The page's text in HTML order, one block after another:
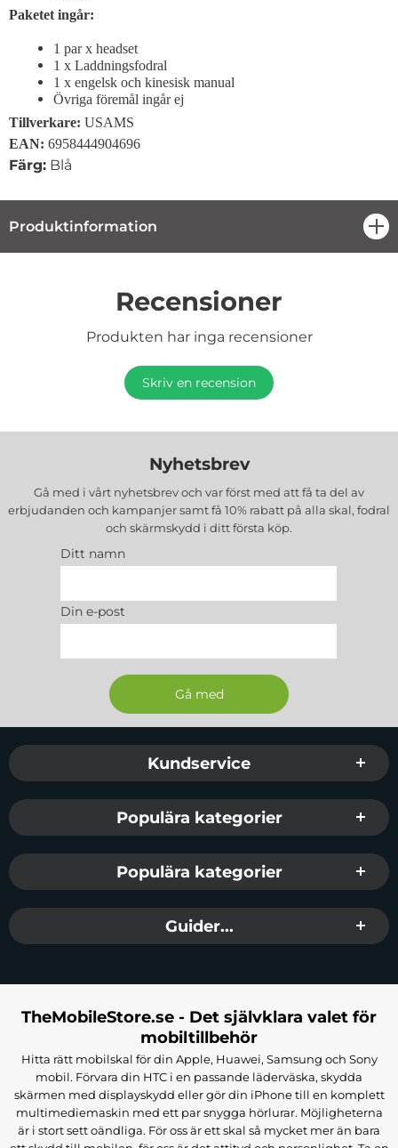
Paketet ingår:
1 par x headset
1 x Laddningsfodral
1 x engelsk och kinesisk manual
Övriga föremål ingår ej
Tillverkare: USAMS
EAN: 6958444904696
Färg: Blå
Produktinformation
Recensioner
Produkten har inga recensioner
Skriv en recension
Nyhetsbrev
Gå med i vårt nyhetsbrev och var först med att få ta del av
erbjudanden och kampanjer samt få 10% rabatt på alla skal, fodral
och skärmskydd i ditt första köp.
Ditt namn
Din e-post
Sidfot Blandad info och länkar
Kundservice
Populära kategorier
Populära kategorier
Guider...
TheMobileStore.se - Det självklara valet för
mobiltillbehör
Hitta rätt mobilskal för din Apple, Huawei, Samsung och Sony
mobil. Förvara din HTC i en passande läderväska, skydda
skärmen med displayskydd eller gör din iPhone till en komplett
multimediemaskin med ett par snygga hörlurar. Möjligheterna
är i stort sett oändliga. För oss är ett skal så mycket mer än bara